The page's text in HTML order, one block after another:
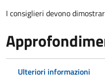
I consiglieri devono
Ulteriori informazioni